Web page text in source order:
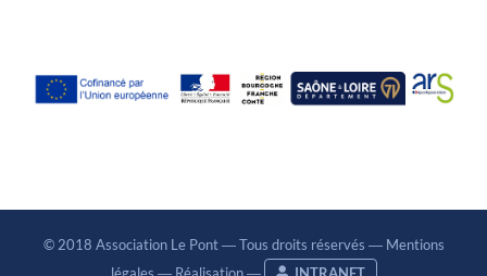
© 2018 Association Le Pont ― Tous droits réservés ― Mentions
légales ― Réalisation― INTRANET